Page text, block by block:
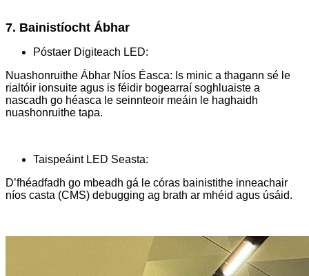
7. Bainistíocht Ábhar
Póstaer Digiteach LED:
Nuashonruithe Ábhar Níos Éasca: Is minic a thagann sé le
rialtóir ionsuite agus is féidir bogearraí soghluaiste a
nascadh go héasca le seinnteoir meáin le haghaidh
nuashonruithe tapa.
Taispeáint LED Seasta:
D’fhéadfadh go mbeadh gá le córas bainistithe inneachair
níos casta (CMS) debugging ag brath ar mhéid agus úsáid.